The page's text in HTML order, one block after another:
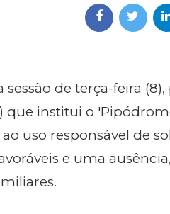
de terça-feira
que institui o
uso responsável de
e uma